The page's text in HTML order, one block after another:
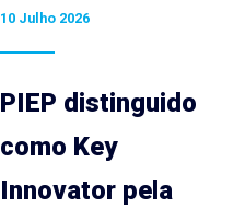
10 Julho 2026
PIEP distinguido
como Key
Innovator pela